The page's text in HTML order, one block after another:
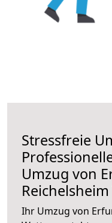
Stressfreie
Umzug von
Ihr Umzug von